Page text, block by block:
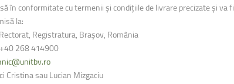
în conformitate cu termenii și condițiile de livrare precizate și va fi
la:
Registratura, Brașov, România
268 414900
Cristina sau Lucian Mizgaciu